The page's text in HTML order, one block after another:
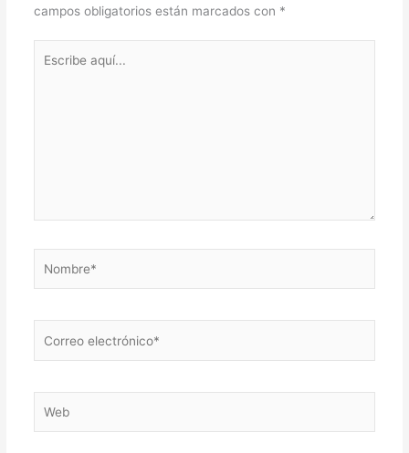
campos obligatorios están marcados con *
aquí...
electrónico*